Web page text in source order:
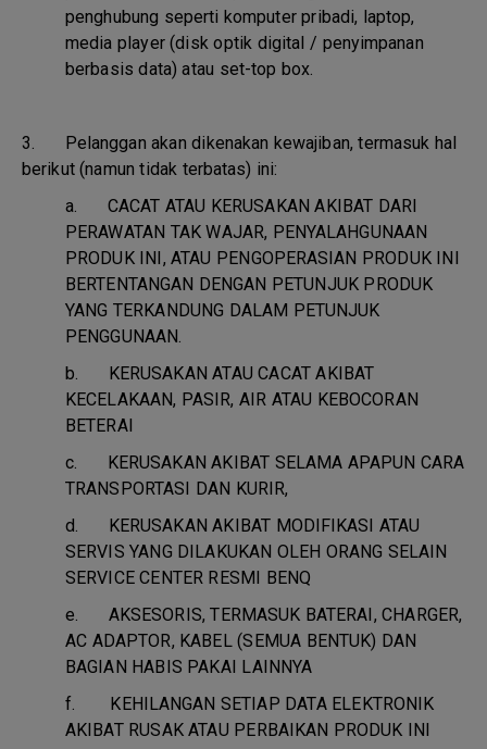
penghubung seperti komputer pribadi, laptop,
media player (disk optik digital / penyimpanan
berbasis data) atau set-top box.
3. Pelanggan akan dikenakan kewajiban, termasuk hal
berikut (namun tidak terbatas) ini:
a. CACAT ATAU KERUSAKAN AKIBAT DARI
PERAWATAN TAK WAJAR, PENYALAHGUNAAN
PRODUK INI, ATAU PENGOPERASIAN PRODUK INI
BERTENTANGAN DENGAN PETUNJUK PRODUK
YANG TERKANDUNG DALAM PETUNJUK
PENGGUNAAN.
b. KERUSAKAN ATAU CACAT AKIBAT
KECELAKAAN, PASIR, AIR ATAU KEBOCORAN
BETERAI
c. KERUSAKAN AKIBAT SELAMA APAPUN CARA
TRANSPORTASI DAN KURIR,
d. KERUSAKAN AKIBAT MODIFIKASI ATAU
SERVIS YANG DILAKUKAN OLEH ORANG SELAIN
SERVICE CENTER RESMI BENQ
e. AKSESORIS, TERMASUK BATERAI, CHARGER,
AC ADAPTOR, KABEL (SEMUA BENTUK) DAN
BAGIAN HABIS PAKAI LAINNYA
f. KEHILANGAN SETIAP DATA ELEKTRONIK
AKIBAT RUSAK ATAU PERBAIKAN PRODUK INI